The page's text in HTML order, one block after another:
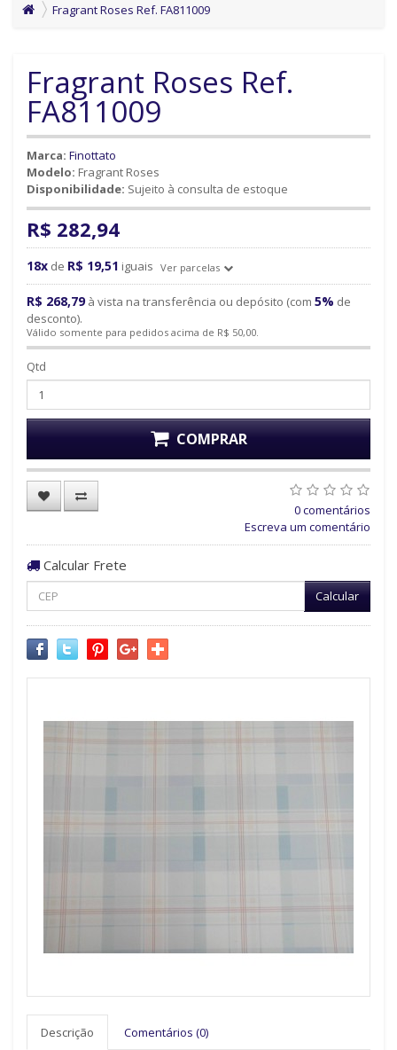
Fragrant Roses Ref. FA811009
Fragrant Roses Ref.
FA811009
Marca: Finottato
Modelo: Fragrant Roses
Disponibilidade: Sujeito à consulta de estoque
R$ 282,94
18x de R$ 19,51 iguais Ver parcelas
R$ 268,79à vista na transferência ou depósito (com 5% de
desconto).
Válido somente para pedidos acima de R$ 50,00.
Qtd
COMPRAR
0 comentários
Escreva um comentário
Calcular Frete
Calcular
Descrição Comentários (0)